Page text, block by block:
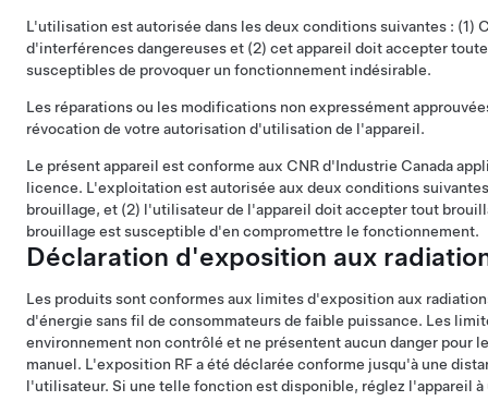
L'utilisation est autorisée dans les deux conditions suivantes : (1)
d'interférences dangereuses et (2) cet appareil doit accepter
susceptibles de provoquer un fonctionnement indésirable.
Les réparations ou les modifications non expressément
révocation de votre autorisation d'utilisation de l'appareil.
Le présent appareil est conforme aux CNR d'Industrie Canada
licence. L'exploitation est autorisée aux deux conditions
brouillage, et (2) l'utilisateur de l'appareil doit accepter tout
brouillage est susceptible d'en compromettre le fonctionnement.
Déclaration d'exposition aux
Les produits sont conformes aux limites d'exposition aux
d'énergie sans fil de consommateurs de faible puissance. Les
environnement non contrôlé et ne présentent aucun danger pour
manuel. L'exposition RF a été déclarée conforme jusqu'à une
l'utilisateur. Si une telle fonction est disponible, réglez l'appareil